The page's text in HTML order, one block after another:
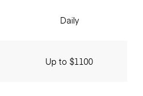
Daily
Up to $1100